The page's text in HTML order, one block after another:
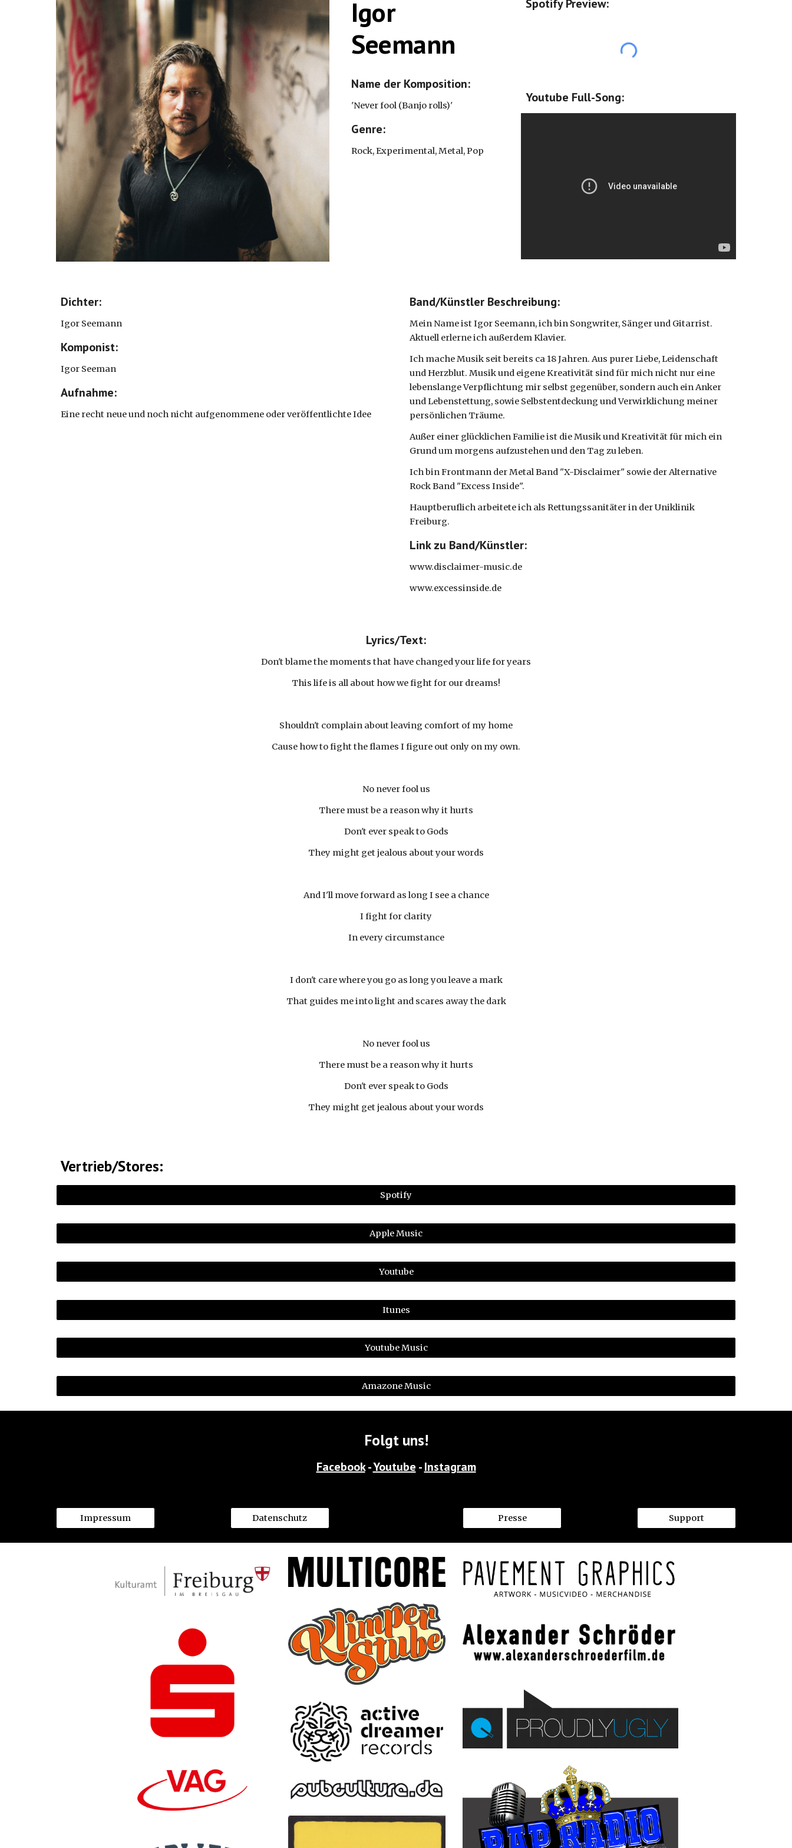
Igor
Seemann
Name der Komposition:
'Never fool (Banjo rolls)'
Genre:
Rock, Experimental, Metal, Pop
Spotify Preview:
Youtube Full-Song:
Dichter:
Igor Seemann
Komponist:
Igor Seeman
Aufnahme:
Eine recht neue und noch nicht aufgenommene oder veröffentlichte Idee
Band/Künstler Beschreibung:
Mein Name ist Igor Seemann, ich bin Songwriter, Sänger und Gitarrist.
Aktuell erlerne ich außerdem Klavier.
Ich mache Musik seit bereits ca 18 Jahren. Aus purer Liebe, Leidenschaft
und Herzblut. Musik und eigene Kreativität sind für mich nicht nur eine
lebenslange Verpflichtung mir selbst gegenüber, sondern auch ein Anker
und Lebenstettung, sowie Selbstentdeckung und Verwirklichung meiner
persönlichen Träume.
Außer einer glücklichen Familie ist die Musik und Kreativität für mich ein
Grund um morgens aufzustehen und den Tag zu leben.
Ich bin Frontmann der Metal Band "X-Disclaimer" sowie der Alternative
Rock Band "Excess Inside".
Hauptberuflich arbeitete ich als Rettungssanitäter in der Uniklinik
Freiburg.
Link zu Band/Künstler:
www.disclaimer-music.de
www.excessinside.de
Lyrics/Text:
Don't blame the moments that have changed your life for years
This life is all about how we fight for our dreams!
Shouldn't complain about leaving comfort of my home
Cause how to fight the flames I figure out only on my own.
No never fool us
There must be a reason why it hurts
Don't ever speak to Gods
They might get jealous about your words
And I'll move forward as long I see a chance
I fight for clarity
In every circumstance
I don't care where you go as long you leave a mark
That guides me into light and scares away the dark
No never fool us
There must be a reason why it hurts
Don't ever speak to Gods
They might get jealous about your words
Vertrieb/Stores:
Spotify
Apple Music
Youtube
Itunes
Youtube Music
Amazone Music
Folgt uns!
Facebook - Youtube - Instagram
Impressum Datenschutz Presse Support